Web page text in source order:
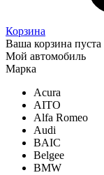
Корзина
Ваша корзина пуста
Мой автомобиль
Марка
Acura
AITO
Alfa Romeo
Audi
BAIC
Belgee
BMW